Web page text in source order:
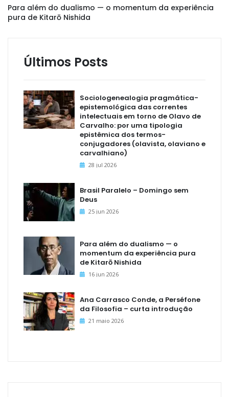
Para além do dualismo — o momentum da experiência
pura de Kitarō Nishida
Últimos Posts
Sociologenealogia pragmática-
epistemológica das correntes
intelectuais em torno de Olavo de
Carvalho: por uma tipologia
epistêmica dos termos-
conjugadores (olavista, olaviano e
carvalhiano)
28 jul 2026
Brasil Paralelo – Domingo sem
Deus
25 jun 2026
Para além do dualismo — o
momentum da experiência pura
de Kitarō Nishida
16 jun 2026
Ana Carrasco Conde, a Perséfone
da Filosofia – curta introdução
21 maio 2026